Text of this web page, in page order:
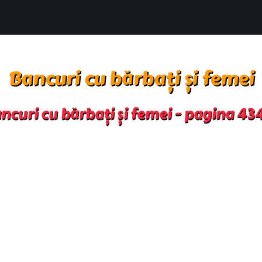
Bancuri cu bărbați și femei
cu bărbați și femei - pagina